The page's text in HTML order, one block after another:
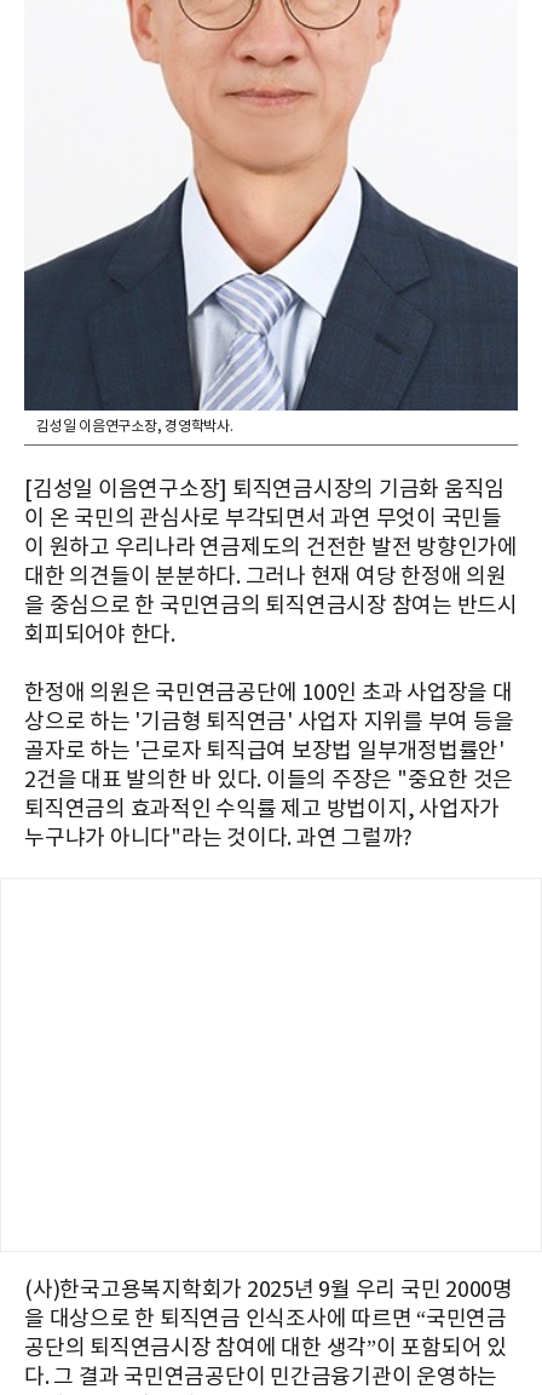
김성일 이음연구소장, 경영학박사.
[김성일 이음연구소장] 퇴직연금시장의 기금화 움직임
이 온 국민의 관심사로 부각되면서 과연 무엇이 국민들
이 원하고 우리나라 연금제도의 건전한 발전 방향인가에
대한 의견들이 분분하다. 그러나 현재 여당 한정애 의원
을 중심으로 한 국민연금의 퇴직연금시장 참여는 반드시
회피되어야 한다.
한정애 의원은 국민연금공단에 100인 초과 사업장을 대
상으로 하는 '기금형 퇴직연금' 사업자 지위를 부여 등을
골자로 하는 '근로자 퇴직급여 보장법 일부개정법률안'
2건을 대표 발의한 바 있다. 이들의 주장은 "중요한 것은
퇴직연금의 효과적인 수익률 제고 방법이지, 사업자가
누구냐가 아니다"라는 것이다. 과연 그럴까?
(사)한국고용복지학회가 2025년 9월 우리 국민 2000명
을 대상으로 한 퇴직연금 인식조사에 따르면 “국민연금
공단의 퇴직연금시장 참여에 대한 생각”이 포함되어 있
다. 그 결과 국민연금공단이 민간금융기관이 운영하는